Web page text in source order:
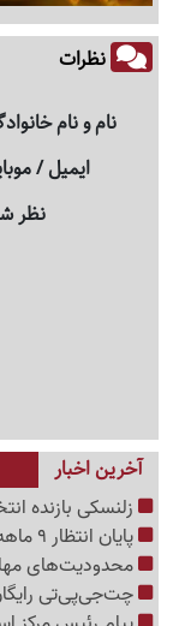
نظرات
نام و نام
ایمیل /
نظر
آخرین اخبار
زلنسکی بازنده
پایان انتظار 9 ماهه؛ بقایای 5 کوهنورد در کوه‌های نپال کشف شد
محدودیت‌های
چت‌جی‌پی‌تی